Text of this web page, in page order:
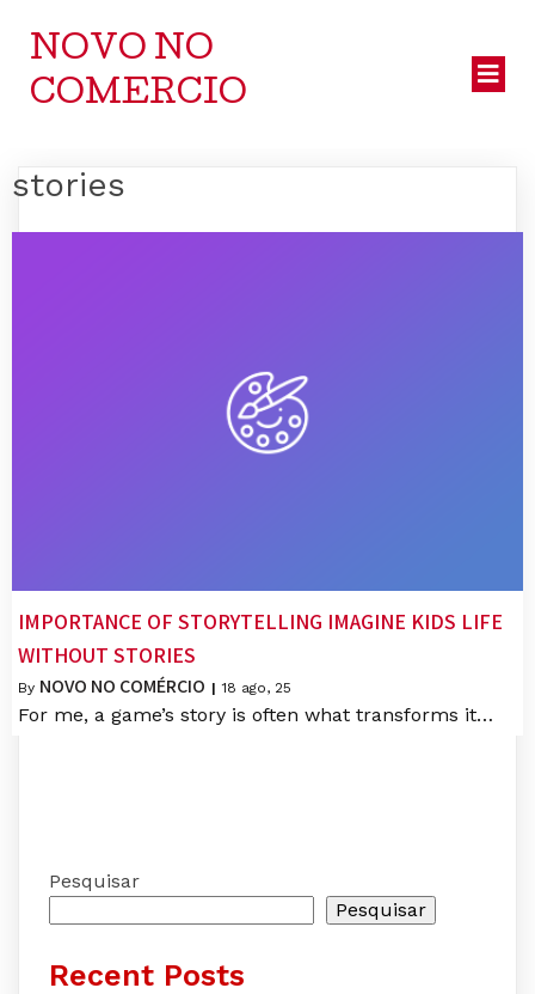
NOVO NO
COMERCIO
stories
IMPORTANCE OF STORYTELLING IMAGINE KIDS LIFE
WITHOUT STORIES
By NOVO NO COMÉRCIO | 18 ago, 25
For me, a game’s story is often what transforms it…
Pesquisar
Pesquisar
Recent Posts